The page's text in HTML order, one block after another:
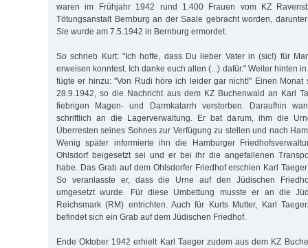
waren im Frühjahr 1942 rund 1.400 Frauen vom KZ
Tötungsanstalt Bernburg an der Saale gebracht worden,
Sie wurde am 7.5.1942 in Bernburg ermordet.
So schrieb Kurt: "Ich hoffe, dass Du lieber Vater in (sic!) für
erweisen konntest. Ich danke euch allen (...) dafür." Weiter hinten
fügte er hinzu: "Von Rudi höre ich leider gar nicht!" Einen Monat
28.9.1942, so die Nachricht aus dem KZ Buchenwald an Karl
fiebrigen Magen- und Darmkatarrh verstorben. Daraufhin
schriftlich an die Lagerverwaltung. Er bat darum, ihm die
Überresten seines Sohnes zur Verfügung zu stellen und nach
Wenig später informierte ihn die Hamburger
Ohlsdorf beigesetzt sei und er bei ihr die angefallenen
habe. Das Grab auf dem Ohlsdorfer Friedhof erschien Karl
So veranlasste er, dass die Urne auf den Jüdischen
umgesetzt wurde. Für diese Umbettung musste er an die
Reichsmark (RM) entrichten. Auch für Kurts Mutter, Karl
befindet sich ein Grab auf dem Jüdischen Friedhof.
Ende Oktober 1942 erhielt Karl Taeger zudem aus dem KZ